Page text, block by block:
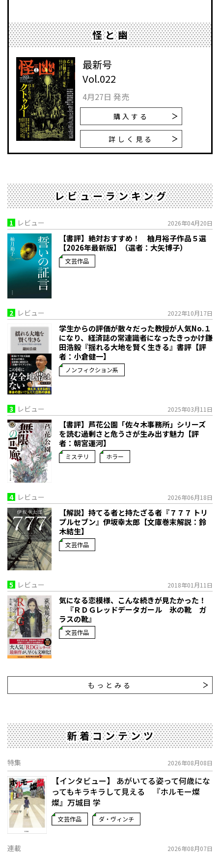
怪と幽
最新号
Vol.022
4月27日 発売
購入する
詳しく見る
レビューランキング
1 レビュー 2026年04月20日
【書評】絶対おすすめ！ 柚月裕子作品５選
【2026年最新版】（選者：大矢博子）
文芸作品
2 レビュー 2022年10月17日
学生からの評価が散々だった教授が人気No.１
になり、経済誌の常連識者になったきっかけ――鎌
田浩毅『揺れる大地を賢く生きる』書評【評
者：小倉健一】
ノンフィクション系
3 レビュー 2025年03月11日
【書評】芦花公園「佐々木事務所」シリーズ
を読む――過剰さと危うさが生み出す魅力【評
者：朝宮運河】
ミステリ ホラー
4 レビュー 2026年06月18日
【解説】持てる者と持たざる者――『７７７ トリ
プルセブン』伊坂幸太郎【文庫巻末解説：鈴
木結生】
文芸作品
5 レビュー 2018年01月11日
気になる恋模様、こんな続きが見たかった！
『ＲＤＧレッドデータガール 氷の靴 ガ
ラスの靴』
文芸作品
もっとみる
新着コンテンツ
特集 2026年08月08日
【インタビュー】 あがいてる姿って何歳にな
ってもキラキラして見える 『ホルモー燦
燦』万城目 学
文芸作品 ダ・ヴィンチ
連載 2026年08月07日